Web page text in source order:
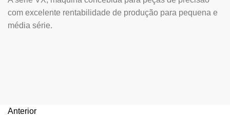
com excelente rentabilidade de produção para pequena e
média série.
Anterior